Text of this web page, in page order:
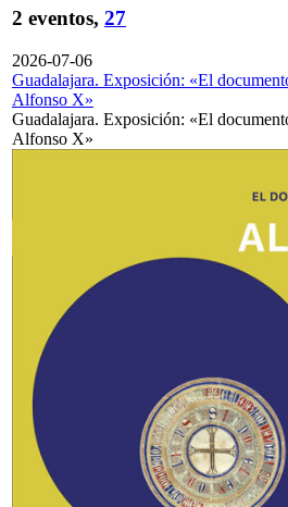
2 eventos, 27
2026-07-06
Guadalajara. Exposición: «El
Alfonso X»
Guadalajara. Exposición: «El
Alfonso X»